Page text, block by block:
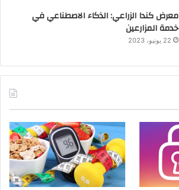
معرض كندا الزراعي: الذكاء الاصطناعي في
خدمة المزارعين
22 يونيو، 2023